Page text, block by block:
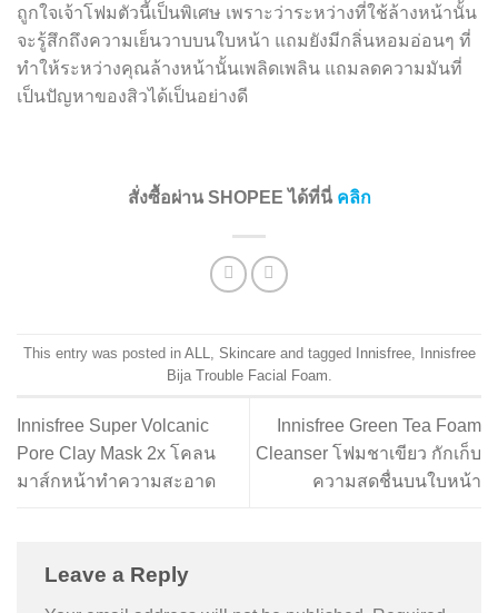
ถูกใจเจ้าโฟมตัวนี้เป็นพิเศษ เพราะว่าระหว่างที่ใช้ล้างหน้านั้น
จะรู้สึกถึงความเย็นวาบบนใบหน้า แถมยังมีกลิ่นหอมอ่อนๆ ที่
ทำให้ระหว่างคุณล้างหน้านั้นเพลิดเพลิน แถมลดความมันที่
เป็นปัญหาของสิวได้เป็นอย่างดี
สั่งซื้อผ่าน SHOPEE ได้ที่นี่ คลิก
This entry was posted in ALL Skincareand tagged Innisfree, Innisfree
Bija Trouble Facial Foam
Innisfree Super Volcanic
Pore Clay Mask 2x โคลน
มาส์กหน้าทำความสะอาด
Innisfree Green Tea Foam
Cleanser โฟมชาเขียว กักเก็บ
ความสดชื่นบนใบหน้า
Leave a Reply